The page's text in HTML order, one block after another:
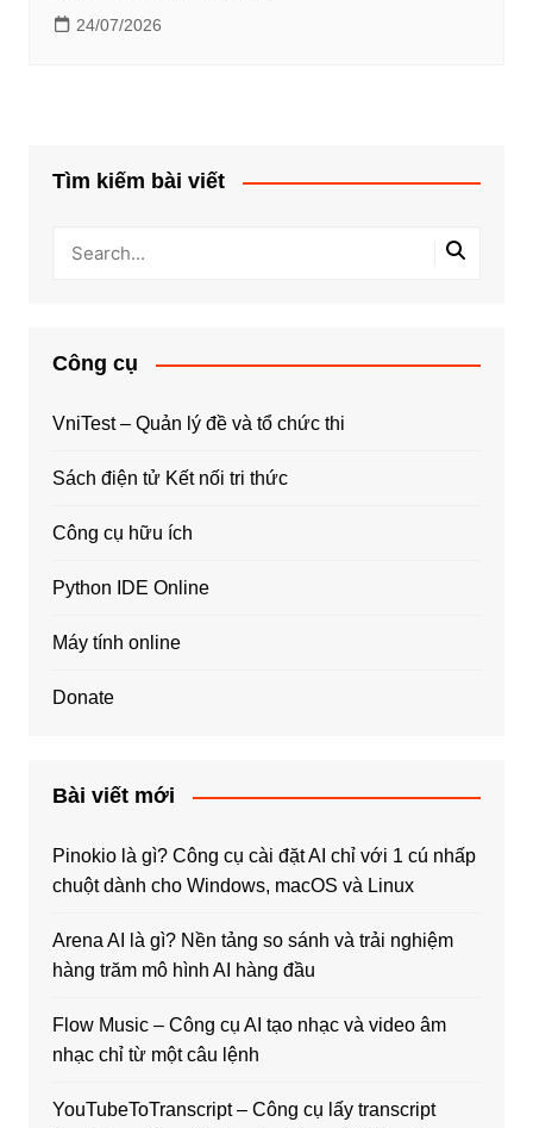
24/07/2026
Tìm kiếm bài viết
Công cụ
VniTest – Quản lý đề và tổ chức thi
Sách điện tử Kết nối tri thức
Công cụ hữu ích
Python IDE Online
Máy tính online
Donate
Bài viết mới
Pinokio là gì? Công cụ cài đặt AI chỉ với 1 cú nhấp
chuột dành cho Windows, macOS và Linux
Arena AI là gì? Nền tảng so sánh và trải nghiệm
hàng trăm mô hình AI hàng đầu
Flow Music – Công cụ AI tạo nhạc và video âm
nhạc chỉ từ một câu lệnh
YouTubeToTranscript – Công cụ lấy transcript